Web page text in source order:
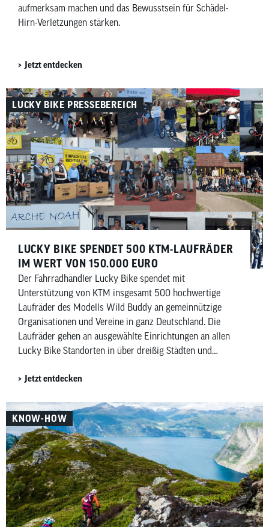
aufmerksam machen und das Bewusstsein für Schädel-
Hirn-Verletzungen stärken.
Jetzt entdecken
LUCKY BIKE PRESSEBEREICH
LUCKY BIKE SPENDET 500 KTM-LAUFRÄDER
IM WERT VON 150.000 EURO
Der Fahrradhändler Lucky Bike spendet mit
Unterstützung von KTM insgesamt 500 hochwertige
Laufräder des Modells Wild Buddy an gemeinnützige
Organisationen und Vereine in ganz Deutschland. Die
Laufräder gehen an ausgewählte Einrichtungen an allen
Lucky Bike Standorten in über dreißig Städten und
Darin enthalten sind auch hundert Laufräder für das
Neuer Kids Foundation.
Jetzt entdecken
KNOW-HOW